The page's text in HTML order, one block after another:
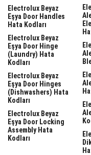
Electrolux Beyaz
Eşya Door Handles
Hata Kodları
Electrolux Beyaz
Eşya Door Hinge
(laundry) Hata
Kodları
Electrolux Beyaz
Eşya Door Hinges
(dishwashers) Hata
Kodları
Electrolux Beyaz
Eşya Door Locking
Assembly Hata
Kodları